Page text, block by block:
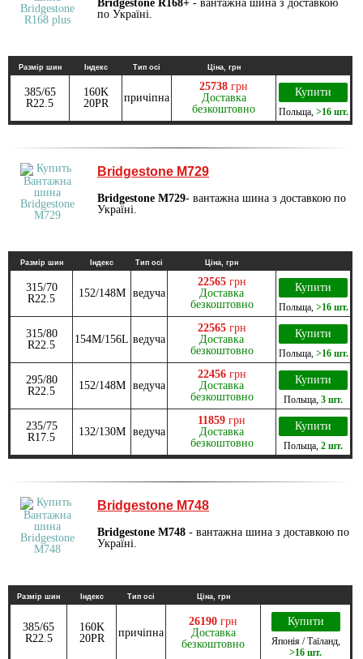
Bridgestone R168+ - вантажна шина з доставкою
по Україні.
Размір шин Індекс Тип осі Ціна, грн
385/65
R22.5
160K
20PR
причіпна
25738 грн
Доставка
безкоштовно
Купити
Польща, >16 шт.
Bridgestone M729
Bridgestone M729- вантажна шина з доставкою по
Україні.
Размір шин Індекс Тип осі Ціна, грн
315/70
R22.5
152/148M ведуча
22565 грн
Доставка
безкоштовно
Купити
Польща, >16 шт.
315/80
R22.5
154M/156L ведуча
22565 грн
Доставка
безкоштовно
Купити
Польща, >16 шт.
295/80
R22.5
152/148M ведуча
22456 грн
Доставка
безкоштовно
Купити
Польща 3 шт.
235/75
R17.5
132/130M ведуча
11859 грн
Доставка
безкоштовно
Купити
Польща 2 шт.
Bridgestone M748
Bridgestone M748 - вантажна шина з доставкою по
Україні.
Размір шин Індекс Тип осі Ціна, грн
385/65
R22.5
160K
20PR
причіпна
26190 грн
Доставка
безкоштовно
Купити
Японія / Таїланд,
>16 шт.